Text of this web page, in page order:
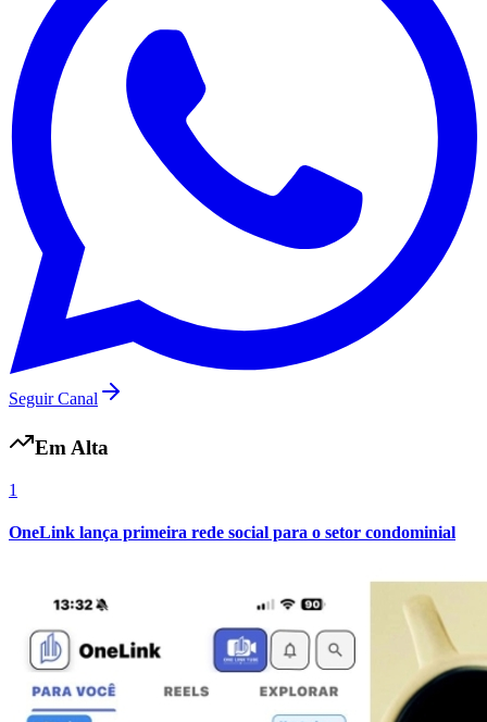
Vasco
Seguir Canal
Em Alta
1
OneLink lança primeira rede social para o setor condominial